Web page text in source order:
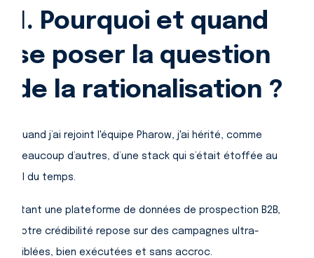
1. Pourquoi et quand
se poser la question
de la rationalisation ?
Quand j’ai rejoint l'équipe Pharow, j'ai hérité, comme
beaucoup d’autres, d’une stack qui s’était étoffée au
fil du temps.
Étant une plateforme de données de prospection B2B,
notre crédibilité repose sur des campagnes ultra-
ciblées, bien exécutées et sans accroc.